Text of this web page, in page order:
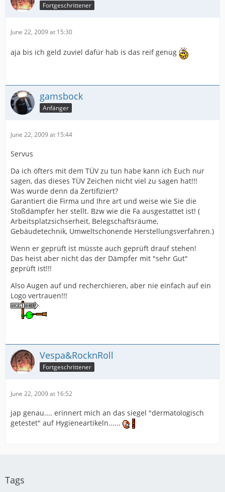
Fortgeschrittener
June 22, 2009 at 15:30
aja bis ich geld zuviel dafür hab is das reif genug
gamsbock
Anfänger
June 22, 2009 at 15:44
Servus
Da ich öfters mit dem TÜV zu tun habe kann ich Euch nur
sagen, das dieses TÜV Zeichen nicht viel zu sagen hat!!!
Was wurde denn da Zertifiziert?
Garantiert die Firma und Ihre art und weise wie Sie die
Stoßdämpfer her stellt. Bzw wie die Fa ausgestattet ist! (
Arbeitsplatzsichserheit, Belegschaftsräume,
Gebäudetechnik, Umweltschonende Herstellungsverfahren.)
Wenn er geprüft ist müsste auch geprüft drauf stehen!
Das heist aber nicht das der Dämpfer mit "sehr Gut"
geprüft ist!!!
Also Augen auf und recherchieren, aber nie einfach auf ein
Logo vertrauen!!!
Vespa&RocknRoll
Fortgeschrittener
June 22, 2009 at 16:52
jap genau.... erinnert mich an das siegel "dermatologisch
getestet" auf Hygieneartikeln......
Tags